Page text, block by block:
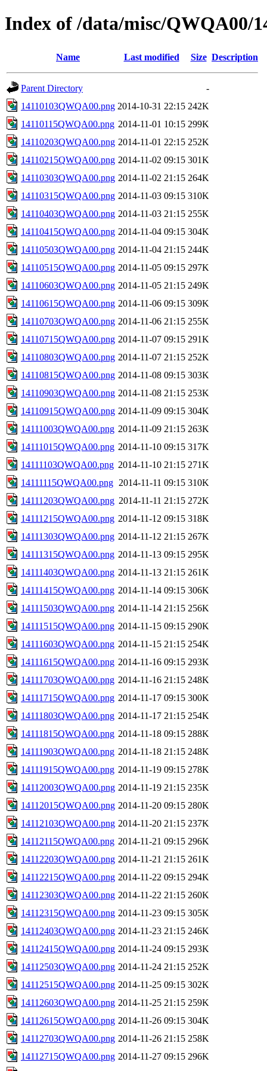
Index of /data/misc/QWQA00/
Name Last modified Size Description
Parent Directory
-
14110103QWQA00.png 2014-10-31 22:15 242K
14110115QWQA00.png 2014-11-01 10:15 299K
14110203QWQA00.png 2014-11-01 22:15 252K
14110215QWQA00.png 2014-11-02 09:15 301K
14110303QWQA00.png 2014-11-02 21:15 264K
14110315QWQA00.png 2014-11-03 09:15 310K
14110403QWQA00.png 2014-11-03 21:15 255K
14110415QWQA00.png 2014-11-04 09:15 304K
14110503QWQA00.png 2014-11-04 21:15 244K
14110515QWQA00.png 2014-11-05 09:15 297K
14110603QWQA00.png 2014-11-05 21:15 249K
14110615QWQA00.png 2014-11-06 09:15 309K
14110703QWQA00.png 2014-11-06 21:15 255K
14110715QWQA00.png 2014-11-07 09:15 291K
14110803QWQA00.png 2014-11-07 21:15 252K
14110815QWQA00.png 2014-11-08 09:15 303K
14110903QWQA00.png 2014-11-08 21:15 253K
14110915QWQA00.png 2014-11-09 09:15 304K
14111003QWQA00.png 2014-11-09 21:15 263K
14111015QWQA00.png 2014-11-10 09:15 317K
14111103QWQA00.png 2014-11-10 21:15 271K
14111115QWQA00.png 2014-11-11 09:15 310K
14111203QWQA00.png 2014-11-11 21:15 272K
14111215QWQA00.png 2014-11-12 09:15 318K
14111303QWQA00.png 2014-11-12 21:15 267K
14111315QWQA00.png 2014-11-13 09:15 295K
14111403QWQA00.png 2014-11-13 21:15 261K
14111415QWQA00.png 2014-11-14 09:15 306K
14111503QWQA00.png 2014-11-14 21:15 256K
14111515QWQA00.png 2014-11-15 09:15 290K
14111603QWQA00.png 2014-11-15 21:15 254K
14111615QWQA00.png 2014-11-16 09:15 293K
14111703QWQA00.png 2014-11-16 21:15 248K
14111715QWQA00.png 2014-11-17 09:15 300K
14111803QWQA00.png 2014-11-17 21:15 254K
14111815QWQA00.png 2014-11-18 09:15 288K
14111903QWQA00.png 2014-11-18 21:15 248K
14111915QWQA00.png 2014-11-19 09:15 278K
14112003QWQA00.png 2014-11-19 21:15 235K
14112015QWQA00.png 2014-11-20 09:15 280K
14112103QWQA00.png 2014-11-20 21:15 237K
14112115QWQA00.png 2014-11-21 09:15 296K
14112203QWQA00.png 2014-11-21 21:15 261K
14112215QWQA00.png 2014-11-22 09:15 294K
14112303QWQA00.png 2014-11-22 21:15 260K
14112315QWQA00.png 2014-11-23 09:15 305K
14112403QWQA00.png 2014-11-23 21:15 246K
14112415QWQA00.png 2014-11-24 09:15 293K
14112503QWQA00.png 2014-11-24 21:15 252K
14112515QWQA00.png 2014-11-25 09:15 302K
14112603QWQA00.png 2014-11-25 21:15 259K
14112615QWQA00.png 2014-11-26 09:15 304K
14112703QWQA00.png 2014-11-26 21:15 258K
14112715QWQA00.png 2014-11-27 09:15 296K